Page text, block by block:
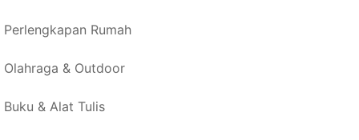
Perlengkapan Rumah
Olahraga & Outdoor
Buku & Alat Tulis